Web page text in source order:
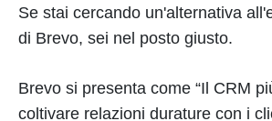
Se stai cercando un'alternativa
di Brevo, sei nel posto giusto.
Brevo si presenta come “Il CRM
coltivare relazioni durature con i